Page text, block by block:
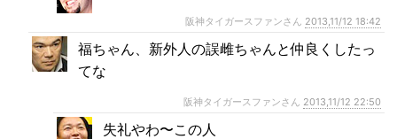
阪神タイガースファンさん 2013,11/12 18:42
福ちゃん、新外人の誤雌ちゃんと仲良くしたっ
てな
阪神タイガースファンさん 2013,11/12 22:50
失礼やわ〜この人